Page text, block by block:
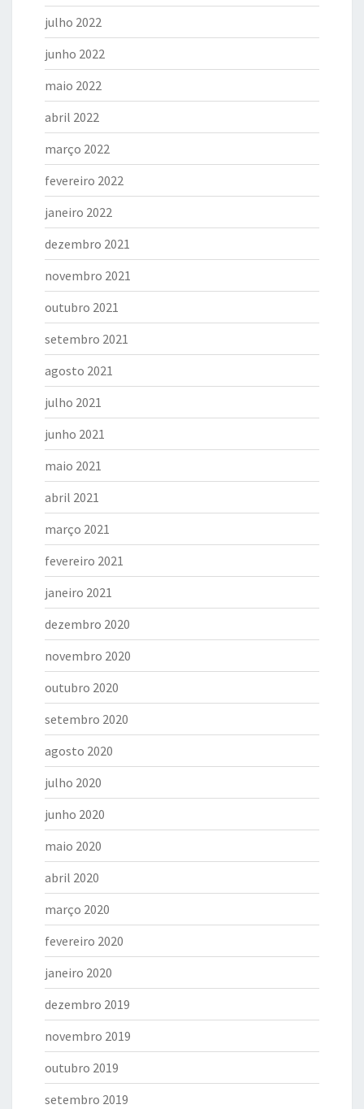
julho 2022
junho 2022
maio 2022
abril 2022
março 2022
fevereiro 2022
janeiro 2022
dezembro 2021
novembro 2021
outubro 2021
setembro 2021
agosto 2021
julho 2021
junho 2021
maio 2021
abril 2021
março 2021
fevereiro 2021
janeiro 2021
dezembro 2020
novembro 2020
outubro 2020
setembro 2020
agosto 2020
julho 2020
junho 2020
maio 2020
abril 2020
março 2020
fevereiro 2020
janeiro 2020
dezembro 2019
novembro 2019
outubro 2019
setembro 2019